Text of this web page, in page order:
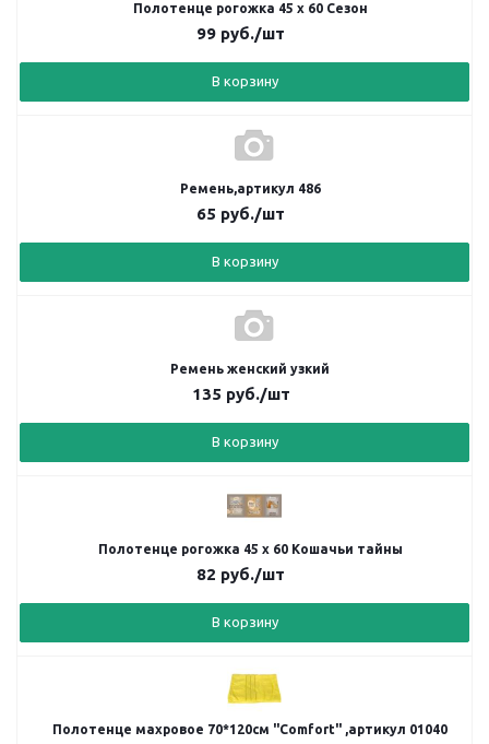
Полотенце рогожка 45 х 60 Сезон
99 руб./шт
В корзину
Ремень,артикул 486
65 руб./шт
В корзину
Ремень женский узкий
135 руб./шт
В корзину
Полотенце рогожка 45 х 60 Кошачьи тайны
82 руб./шт
В корзину
Полотенце махровое 70*120см "Comfort" ,артикул 01040